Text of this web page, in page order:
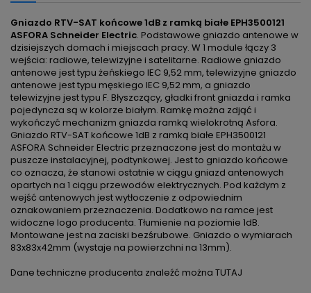
Gniazdo RTV-SAT końcowe 1dB z ramką białe EPH3500121
ASFORA Schneider Electric. Podstawowe gniazdo antenowe w
dzisiejszych domach i miejscach pracy. W 1 module łączy 3
wejścia: radiowe, telewizyjne i satelitarne. Radiowe gniazdo
antenowe jest typu żeńskiego IEC 9,52 mm, telewizyjne gniazdo
antenowe jest typu męskiego IEC 9,52 mm, a gniazdo
telewizyjne jest typu F. Błyszczący, gładki front gniazda i ramka
pojedyncza są w kolorze białym. Ramkę można zdjąć i
wykończyć mechanizm gniazda ramką wielokrotną Asfora.
Gniazdo RTV-SAT końcowe 1dB z ramką białe EPH3500121
ASFORA Schneider Electric przeznaczone jest do montażu w
puszcze instalacyjnej, podtynkowej. Jest to gniazdo końcowe
co oznacza, że stanowi ostatnie w ciągu gniazd antenowych
opartych na 1 ciągu przewodów elektrycznych. Pod każdym z
wejść antenowych jest wytłoczenie z odpowiednim
oznakowaniem przeznaczenia. Dodatkowo na ramce jest
widoczne logo producenta. Tłumienie na poziomie 1dB.
Montowane jest na zaciski bezśrubowe. Gniazdo o wymiarach
83x83x42mm (wystaje na powierzchni na 13mm).
Dane techniczne producenta znaleźć można TUTAJ